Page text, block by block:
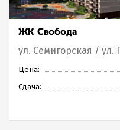
ЖК Свобода
ул. Семигорская / ул.
Цена:
Сдача: